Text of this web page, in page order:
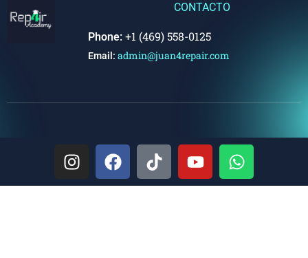
CONTACTO
Phone:+1 (469) 558-0125
Email: admin@juan4repair.com